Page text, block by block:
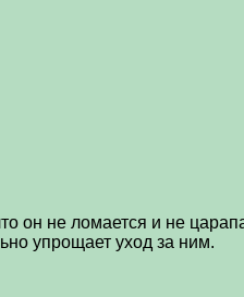
он не ломается и не
упрощает уход за ним.